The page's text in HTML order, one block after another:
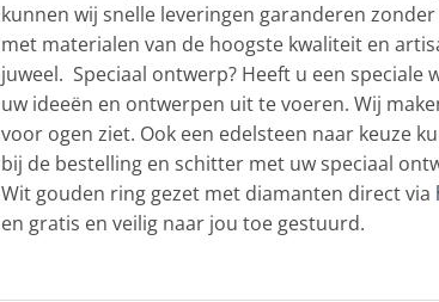
kunnen wij snelle leveringen garanderen
met materialen van de hoogste kwaliteit en
juweel. Speciaal ontwerp? Heeft u een
uw ideeën en ontwerpen uit te voeren. Wij
voor ogen ziet. Ook een edelsteen naar keuze
bij de bestelling en schitter met uw speciaal
Wit gouden ring gezet met diamanten direct via
en gratis en veilig naar jou toe gestuurd.